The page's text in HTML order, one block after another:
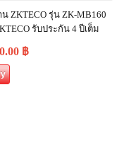
ZKTECO รุ่น ZK-MB160
รับประกัน 4 ปีเต็ม
฿